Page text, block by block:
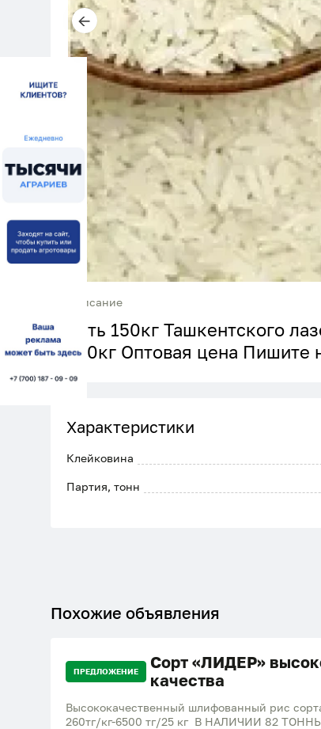
Описание
Есть 150кг Ташкентского
150кг Оптовая цена Пишите
Характеристики
Клейковина
Партия, тонн
Похожие объявления
ПРЕДЛОЖЕНИЕ
Сорт «ЛИДЕР»
качества
Высококачественный шлифованный рис
260тг/кг-6500 тг/25 кг В НАЛИЧИИ 82